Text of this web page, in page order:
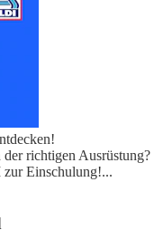
richtigen Ausrüstung?
Einschulung!...